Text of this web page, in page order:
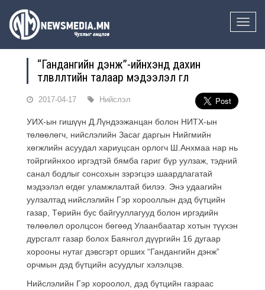
Toggle
“Гандангийн дэнж”-ийнхэнд дахин
төлөвлөлтийн талаар мэдээлэл өглөө
2017-04-17 Нийслэл
УИХ-ын гишүүн Д.Лүндээжанцан болон НИТХ-ын
төлөөлөгч, нийслэлийн Засаг даргын Нийгмийн
хөгжлийн асуудал хариуцсан орлогч Ш.Анхмаа нар нь
тойргийнхоо иргэдтэй бямба гариг бүр уулзаж, тэдний
санал бодлыг сонсохын зэрэгцээ шаардлагатай
мэдээлэл өгдөг уламжлалтай билээ. Энэ удаагийн
уулзалтад нийслэлийн Гэр хорооллын дэд бүтцийн
газар, Төрийн бус байгууллагууд болон иргэдийн
төлөөлөл оролцсон бөгөөд Улаанбаатар хотын түүхэн
дурсгалт газар болох Баянгол дүүргийн 16 дугаар
хорооны нутаг дэвсгэрт орших “Гандангийн дэнж”
орчмын дэд бүтцийн асуудлыг хэлэлцэв.
Нийслэлийн Гэр хороолол, дэд бүтцийн газраас